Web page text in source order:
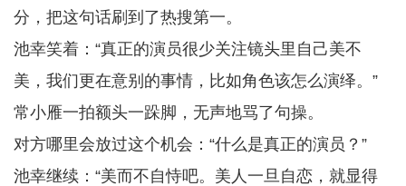
分，把这句话刷到了热搜第一。
池幸笑着：“真正的演员很少关注镜头里自己美不
美，我们更在意别的事情，比如角色该怎么演绎。”
常小雁一拍额头一跺脚，无声地骂了句操。
对方哪里会放过这个机会：“什么是真正的演员？”
池幸继续：“美而不自恃吧。美人一旦自恋，就显得